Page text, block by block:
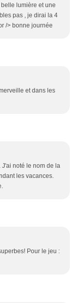
lumière et une
pas , je dirai la 4
/> bonne journée
et dans les
J'ai noté le nom de la
les vacances.
Pour le jeu :